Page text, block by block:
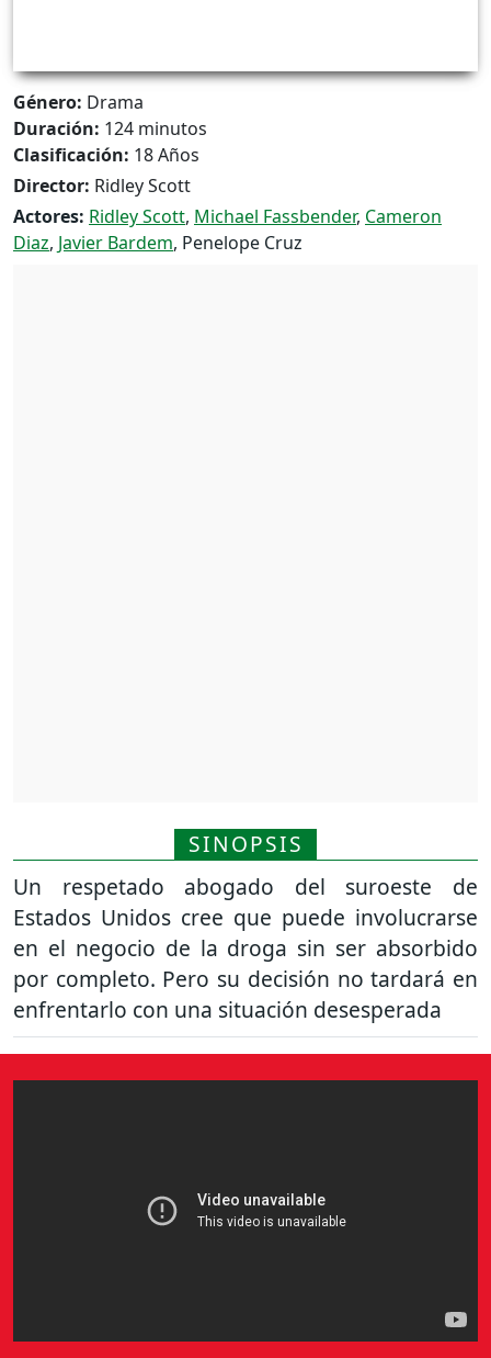
Género: Drama
Duración: 124 minutos
Clasificación: 18 Años
Director: Ridley Scott
Actores: Ridley Scott, Michael Fassbender, Cameron
Diaz, Javier Bardem, Penelope Cruz
SINOPSIS
Un respetado abogado del suroeste de
Estados Unidos cree que puede involucrarse
en el negocio de la droga sin ser absorbido
por completo. Pero su decisión no tardará en
enfrentarlo con una situación desesperada